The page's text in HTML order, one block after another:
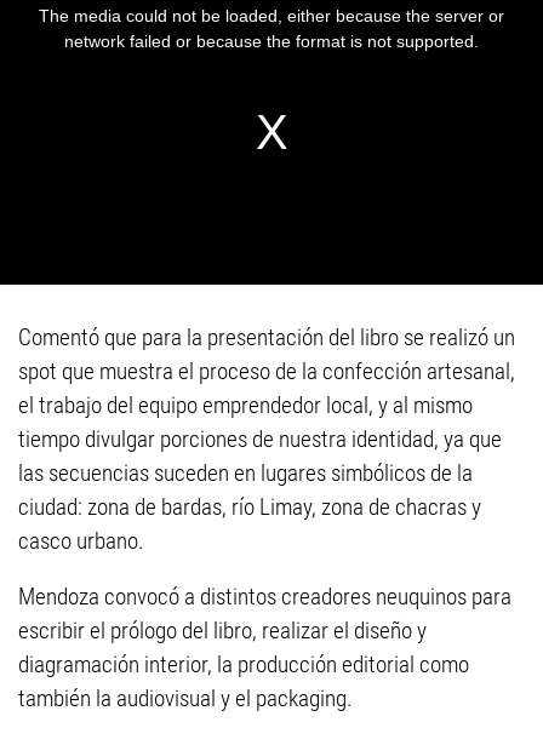
Comentó que para la presentación del libro se realizó un
spot que muestra el proceso de la confección artesanal,
el trabajo del equipo emprendedor local, y al mismo
tiempo divulgar porciones de nuestra identidad, ya que
las secuencias suceden en lugares simbólicos de la
ciudad: zona de bardas, río Limay, zona de chacras y
casco urbano.
Mendoza convocó a distintos creadores neuquinos para
escribir el prólogo del libro, realizar el diseño y
diagramación interior, la producción editorial como
también la audiovisual y el packaging.